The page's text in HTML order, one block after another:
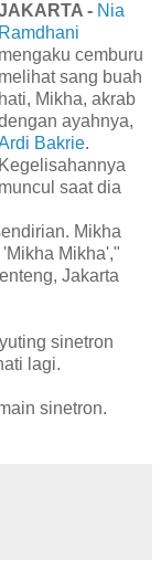
- Nia
Ramdhani
mengaku cemburu
melihat sang buah
hati, Mikha, akrab
ayahnya,
Bakrie.
Kegelisahannya
muncul saat dia
Mikha
Mikha',"
Jakarta
sinetron
lagi.
sinetron.